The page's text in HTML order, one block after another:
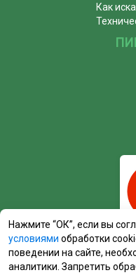
Как
Нажмите “ОК”, если вы
условиями обработки
поведении на сайте,
аналитики. Запретить